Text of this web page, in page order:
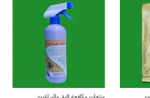
منتجات مكافحة البق والبراغيث